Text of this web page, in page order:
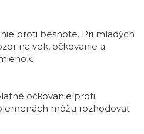
proti besnote. Pri mladých
na vek, očkovanie a
očkovanie proti
môžu rozhodovať